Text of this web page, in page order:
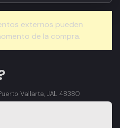
externos pueden
de la compra.
Vallarta, JAL 48380